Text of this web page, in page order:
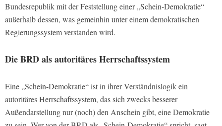
Bundesrepublik mit der Feststellung einer „Schein-Demokratie“
außerhalb dessen, was gemeinhin unter einem demokratischen
Regierungssystem verstanden wird.
Die BRD als autoritäres Herrschaftssystem
Eine „Schein-Demokratie“ ist in ihrer Verständnislogik ein
autoritäres Herrschaftssystem, das sich zwecks besserer
Außendarstellung nur (noch) den Anschein gibt, eine Demokratie